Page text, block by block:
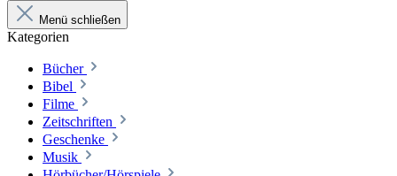
Menü schließen
Kategorien
Bücher
Bibel
Filme
Zeitschriften
Geschenke
Musik